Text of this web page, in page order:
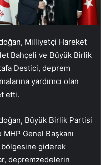
Milliyetçi Hareket
Bahçeli ve Büyük Birlik
Destici, deprem
yardımcı olan
etti.
Büyük Birlik Partisi
Genel Başkanı
giderek
depremzedelerin